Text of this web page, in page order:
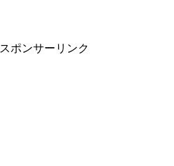
スポンサーリンク